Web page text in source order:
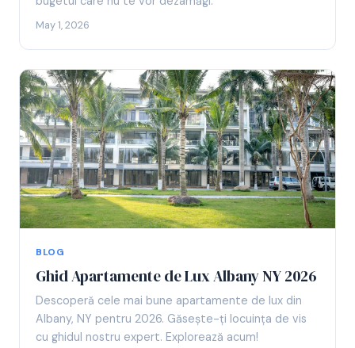
May 1, 2026
BLOG
Ghid Apartamente de Lux Albany NY 2026
Descoperă cele mai bune apartamente de lux din
Albany, NY pentru 2026. Găsește-ți locuința de vis
cu ghidul nostru expert. Explorează acum!